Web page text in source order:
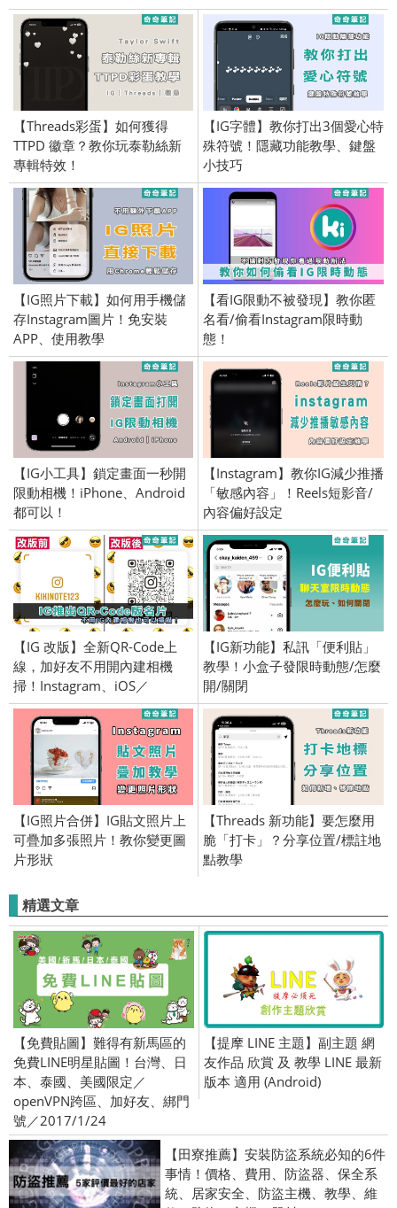
【Threads彩蛋】如何獲得
TTPD 徽章？教你玩泰勒絲新
專輯特效！
【IG字體】教你打出3個愛心特
殊符號！隱藏功能教學、鍵盤
小技巧
【IG照片下載】如何用手機儲
存Instagram圖片！免安裝
APP、使用教學
【看IG限動不被發現】教你匿
名看/偷看Instagram限時動
態！
【IG小工具】鎖定畫面一秒開
限動相機！iPhone、Android
都可以！
【Instagram】教你IG減少推播
「敏感內容」！Reels短影音/
內容偏好設定
【IG 改版】全新QR-Code上
線，加好友不用開內建相機
掃！Instagram、iOS／
Android
【IG新功能】私訊「便利貼」
教學！小盒子發限時動態/怎麼
開/關閉
【IG照片合併】IG貼文照片上
可疊加多張照片！教你變更圖
片形狀
【Threads 新功能】要怎麼用
脆「打卡」？分享位置/標註地
點教學
精選文章
【免費貼圖】難得有新馬區的
免費LINE明星貼圖！台灣、日
本、泰國、美國限定／
openVPN跨區、加好友、綁門
號／2017/1/24
【提摩 LINE 主題】副主題 網
友作品 欣賞 及 教學 LINE 最新
版本 適用 (Android)
【田寮推薦】安裝防盜系統必知的6件
事情！價格、費用、防盜器、保全系
統、居家安全、防盜主機、教學、維